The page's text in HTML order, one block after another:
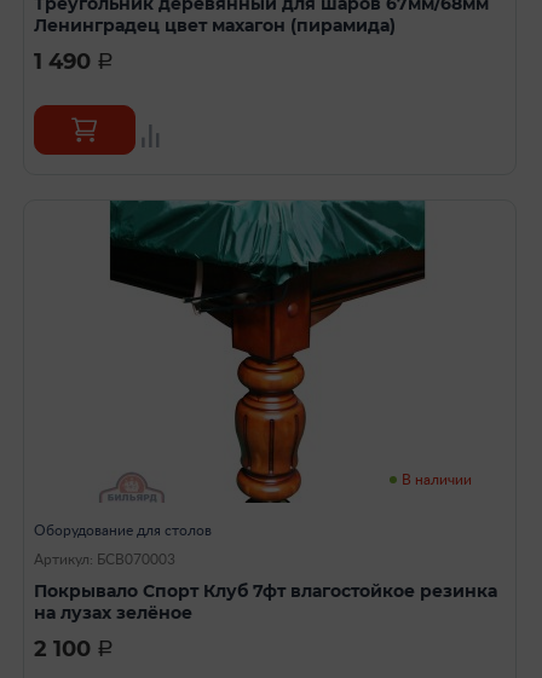
Ленинградец цвет махагон (пирамида)
1 490 a
В наличии
Оборудование для столов
Артикул: БСВ070003
Покрывало Спорт Клуб 7фт влагостойкое резинка
на лузах зелёное
2 100 a